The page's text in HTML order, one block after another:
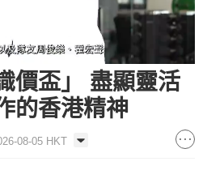
價盃」 盡顯靈活
的香港精神
08-05 HKT